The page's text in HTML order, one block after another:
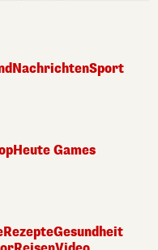
NachrichtenSport
Heute Games
RezepteGesundheit